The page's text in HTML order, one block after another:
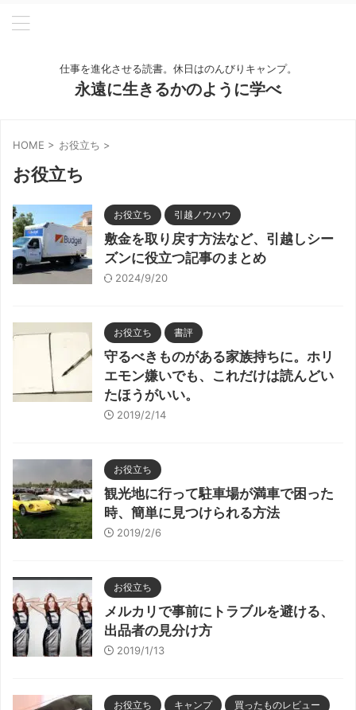
仕事を進化させる読書。休日はのんびりキャンプ。
永遠に生きるかのように学べ
HOME > お役立ち >
お役立ち
お役立ち 引越ノウハウ
敷金を取り戻す方法など、引越しシー
ズンに役立つ記事のまとめ
2024/9/20
お役立ち 書評
守るべきものがある家族持ちに。ホリ
エモン嫌いでも、これだけは読んどい
たほうがいい。
2019/2/14
お役立ち
観光地に行って駐車場が満車で困った
時、簡単に見つけられる方法
2019/2/6
お役立ち
メルカリで事前にトラブルを避ける、
出品者の見分け方
2019/1/13
お役立ち キャンプ 買ったものレビュー